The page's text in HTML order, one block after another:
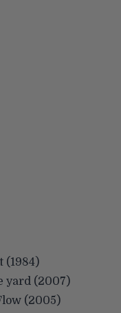
(1984)
yard (2007)
(2005)